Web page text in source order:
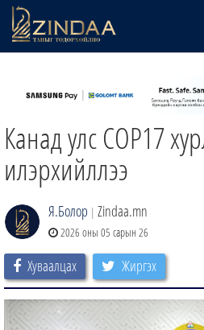
ТВ8
ӨГЛӨӨНИЙ СОНИН
АУДИО ЗОХИОЛ
ЗИНДАА СЭТГҮҮЛ
Канад улс СОР17
илэрхийллээ
Я.Болор | Zindaa.mn
2026 оны 05 сарын 26
Хуваалцах Жиргэх